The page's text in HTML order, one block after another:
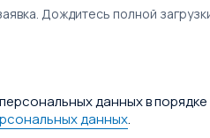
Дождитесь полной
данных в порядке
данных.